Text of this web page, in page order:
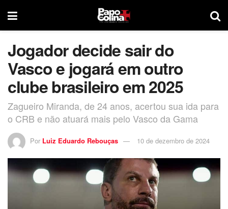
Jogador decide sair do
Vasco e jogará em outro
clube brasileiro em 2025
Zagueiro Miranda, de 24 anos, acertou sua ida para
o CRB e não atuará mais pelo Vasco da Gama
Por Luiz Eduardo Rebouças 10 de dezembro de 2024